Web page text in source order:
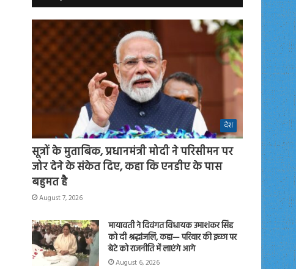
देश
सूत्रों के मुताबिक, प्रधानमंत्री मोदी ने परिसीमन पर
जोर देने के संकेत दिए, कहा कि एनडीए के पास
बहुमत है
August 7, 2026
मायावती ने दिवंगत विधायक उमाशंकर सिंह
को दी श्रद्धांजलि, कहा— परिवार की इच्छा पर
बेटे को राजनीति में लाएंगे आगे
August 6, 2026